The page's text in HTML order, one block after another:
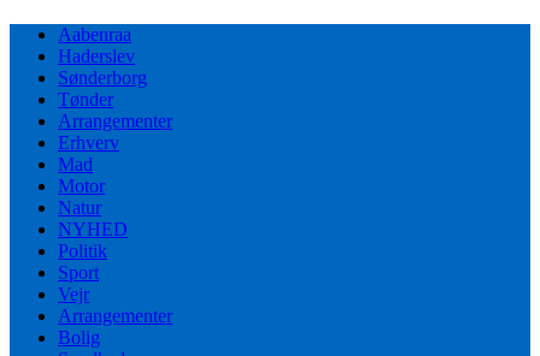
Aabenraa
Haderslev
Sønderborg
Tønder
Arrangementer
Erhverv
Mad
Motor
Natur
NYHED
Politik
Sport
Vejr
Arrangementer
Bolig